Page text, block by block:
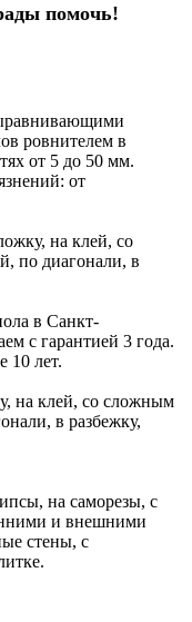
помочь!
ровнителем в
от 5 до 50 мм.
от
на клей, со
по диагонали, в
в Санкт-
с гарантией 3 года.
10 лет.
на клей, со сложным
в разбежку,
на саморезы, с
и внешними
стены, с